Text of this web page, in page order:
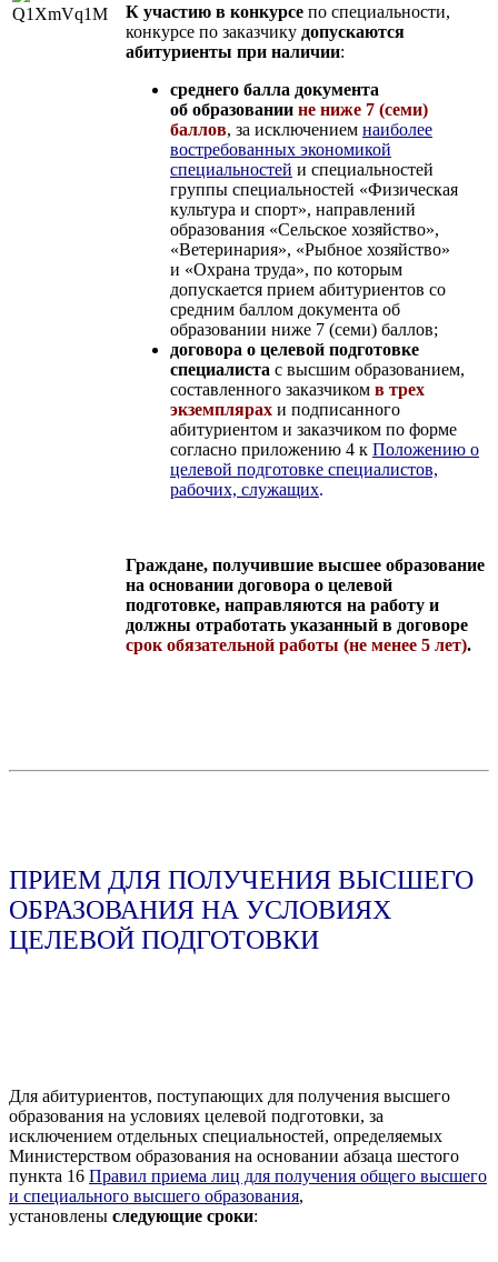
К участию в конкурсе по специальности,
конкурсе по заказчику допускаются
абитуриенты при наличии:
среднего балла документа
об образовании не ниже 7 (семи)
баллов, за исключением наиболее
востребованных экономикой
специальностей и специальностей
группы специальностей «Физическая
культура и спорт», направлений
образования «Сельское хозяйство»,
«Ветеринария», «Рыбное хозяйство»
и «Охрана труда», по которым
допускается прием абитуриентов со
средним баллом документа об
образовании ниже 7 (семи) баллов;
договора о целевой подготовке
специалиста с высшим образованием,
составленного заказчиком в трех
экземплярах и подписанного
абитуриентом и заказчиком по форме
согласно приложению 4 к Положению о
целевой подготовке специалистов,
рабочих, служащих.
Граждане, получившие высшее образование
на основании договора о целевой
подготовке, направляются на работу и
должны отработать указанный в договоре
срок обязательной работы (не менее 5 лет).
ПРИЕМ ДЛЯ ПОЛУЧЕНИЯ ВЫСШЕГО
ОБРАЗОВАНИЯ НА УСЛОВИЯХ
ЦЕЛЕВОЙ ПОДГОТОВКИ
Для абитуриентов, поступающих для получения высшего
образования на условиях целевой подготовки, за
исключением отдельных специальностей, определяемых
Министерством образования на основании абзаца шестого
пункта 16 Правил приема лиц для получения общего высшего
и специального высшего образования,
установлены следующие сроки: